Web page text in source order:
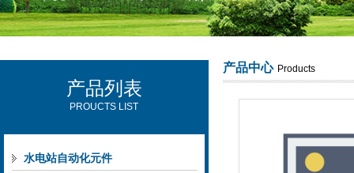
西安可雷可水电设备有限公司
产品列表
PROUCTS LIST
水电站自动化元件
产品中心 Products